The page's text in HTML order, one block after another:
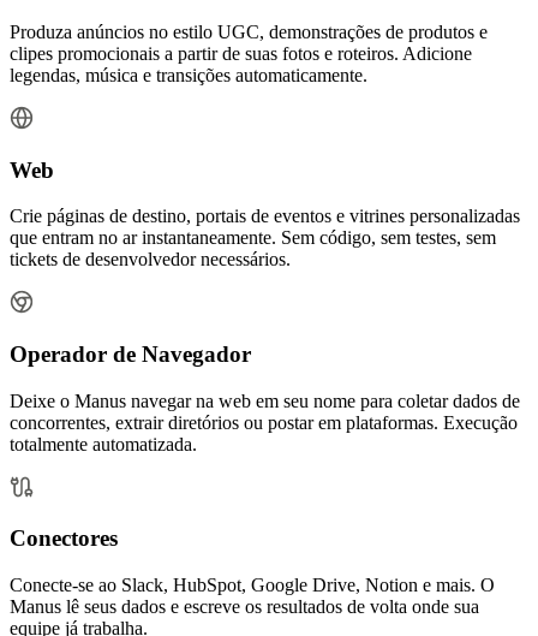
Produza anúncios no estilo UGC, demonstrações de produtos e
clipes promocionais a partir de suas fotos e roteiros. Adicione
legendas, música e transições automaticamente.
Web
Crie páginas de destino, portais de eventos e vitrines personalizadas
que entram no ar instantaneamente. Sem código, sem testes, sem
tickets de desenvolvedor necessários.
Operador de Navegador
Deixe o Manus navegar na web em seu nome para coletar dados de
concorrentes, extrair diretórios ou postar em plataformas. Execução
totalmente automatizada.
Conectores
Conecte-se ao Slack, HubSpot, Google Drive, Notion e mais. O
Manus lê seus dados e escreve os resultados de volta onde sua
equipe já trabalha.